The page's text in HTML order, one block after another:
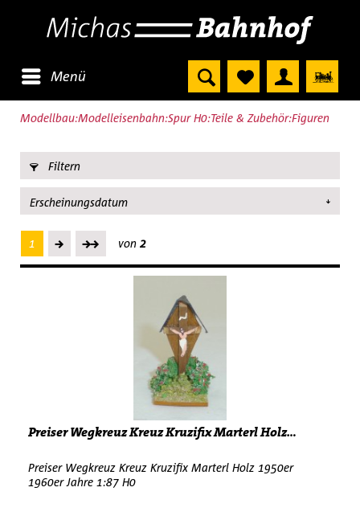
Menü
Modellbau:Modelleisenbahn:Spur H0:Teile & Zubehör:Figuren
Filtern
1 von 2
Preiser Wegkreuz Kreuz Kruzifix Marterl Holz...
Preiser Wegkreuz Kreuz Kruzifix Marterl Holz 1950er
1960er Jahre 1:87 H0